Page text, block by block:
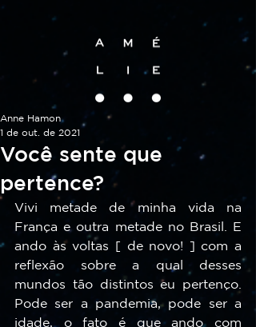
Você sente que
pertence?
Anne Hamon
1 de out. de 2021
Vivi metade de minha vida na
França e outra metade no Brasil. E
ando às voltas [ de novo! ] com a
reflexão sobre a qual desses
mundos tão distintos eu pertenço.
Pode ser a pandemia, pode ser a
idade, o fato é que ando com